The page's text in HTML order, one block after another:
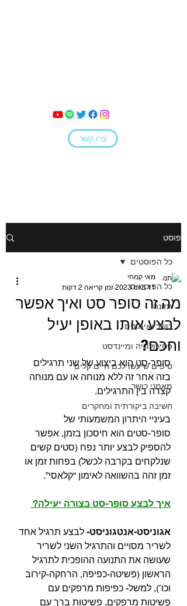
צרו קשר
פוסט
כל הפוסטים
תזונה
כושר ואימונים
פסיכולוגיה ומיינדסט
טיפים שיעשו לכם חיים קלים
מאמני כושר
חשיבה ביקורתית ומחקרים
כל הפוסטים
מה זה סופר סט ואיך אפשר
לבצע אותו באופן יעיל
וחכם?
מאי קמחי
11 ביוני 2023
זמן קריאה 2 דקות
סופר-סט הוא ביצוע של שני תרגילים
בזה אחר זה ללא מנוחה או עם מנוחה
קצרה בין התרגילים.⁣
בעיניי היתרון המשמעותי של
סופר-סטים הוא חיסכון בזמן, אפשר
להספיק לבצע יותר נפח (סטים קשים
שנלקחים בקרבה לכשל) בפחות זמן או
זמן זהה בהשוואה לאימון “קלאסי”.⁣
איך לבצע סופר-סט בצורה יעילה?
אגוניסט-אנטגוניסט- לבצע תרגיל אחד
לשריר מסויים והתרגיל השני לשריר
שעושה את התנועה ההופכית לתרגיל
הראשון (פשיטה-כפיפה, הרחקה-קירוב
וכו’), למשל- כפיפות מרפקים עם
פשיטות מרפקים, פשיטות ברך עם